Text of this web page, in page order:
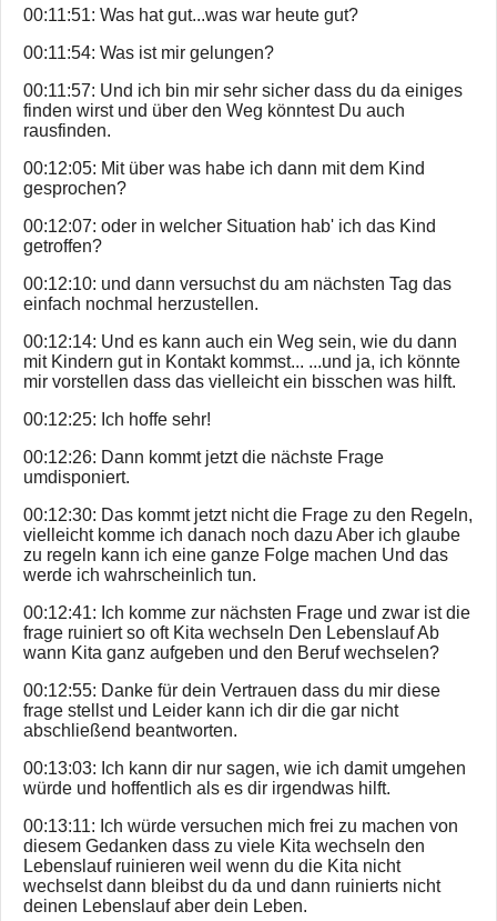
00:11:51: Was hat gut...was war heute gut?
00:11:54: Was ist mir gelungen?
00:11:57: Und ich bin mir sehr sicher dass du da einiges
finden wirst und über den Weg könntest Du auch
rausfinden.
00:12:05: Mit über was habe ich dann mit dem Kind
gesprochen?
00:12:07: oder in welcher Situation hab' ich das Kind
getroffen?
00:12:10: und dann versuchst du am nächsten Tag das
einfach nochmal herzustellen.
00:12:14: Und es kann auch ein Weg sein, wie du dann
mit Kindern gut in Kontakt kommst... ...und ja, ich könnte
mir vorstellen dass das vielleicht ein bisschen was hilft.
00:12:25: Ich hoffe sehr!
00:12:26: Dann kommt jetzt die nächste Frage
umdisponiert.
00:12:30: Das kommt jetzt nicht die Frage zu den Regeln,
vielleicht komme ich danach noch dazu Aber ich glaube
zu regeln kann ich eine ganze Folge machen Und das
werde ich wahrscheinlich tun.
00:12:41: Ich komme zur nächsten Frage und zwar ist die
frage ruiniert so oft Kita wechseln Den Lebenslauf Ab
wann Kita ganz aufgeben und den Beruf wechselen?
00:12:55: Danke für dein Vertrauen dass du mir diese
frage stellst und Leider kann ich dir die gar nicht
abschließend beantworten.
00:13:03: Ich kann dir nur sagen, wie ich damit umgehen
würde und hoffentlich als es dir irgendwas hilft.
00:13:11: Ich würde versuchen mich frei zu machen von
diesem Gedanken dass zu viele Kita wechseln den
Lebenslauf ruinieren weil wenn du die Kita nicht
wechselst dann bleibst du da und dann ruinierts nicht
deinen Lebenslauf aber dein Leben.